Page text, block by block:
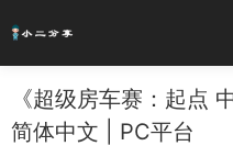
《超级房车赛：起点
简体中文 | PC平台